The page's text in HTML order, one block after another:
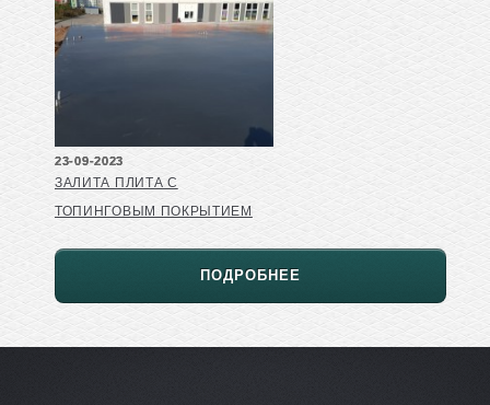
23-09-2023
ЗАЛИТА ПЛИТА С
ТОПИНГОВЫМ ПОКРЫТИЕМ
ПОДРОБНЕЕ